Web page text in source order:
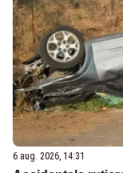
6 aug. 2026, 14:31